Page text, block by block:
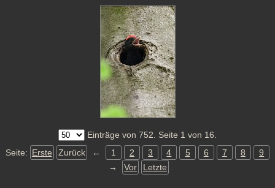
Einträge von 752. Seite 1 von 16.
Seite: Erste Zurück ← 1 2 3 4 5 6 7 8
9
→
Vor Letzte